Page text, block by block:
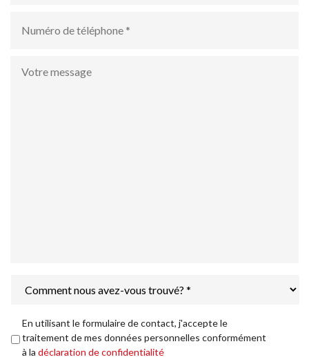
message
nous
vous
trouvé?
*
Déclaration
de
confidentialité
En utilisant le formulaire de contact, j'accepte le
traitement de mes données personnelles conformément
à la déclaration de confidentialité